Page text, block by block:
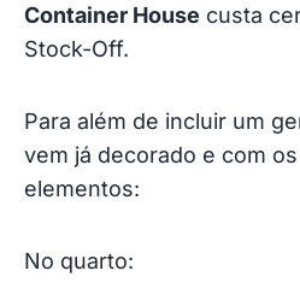
Container House custa
Stock-Off.
Para além de incluir um
vem já decorado e com
elementos:
No quarto: